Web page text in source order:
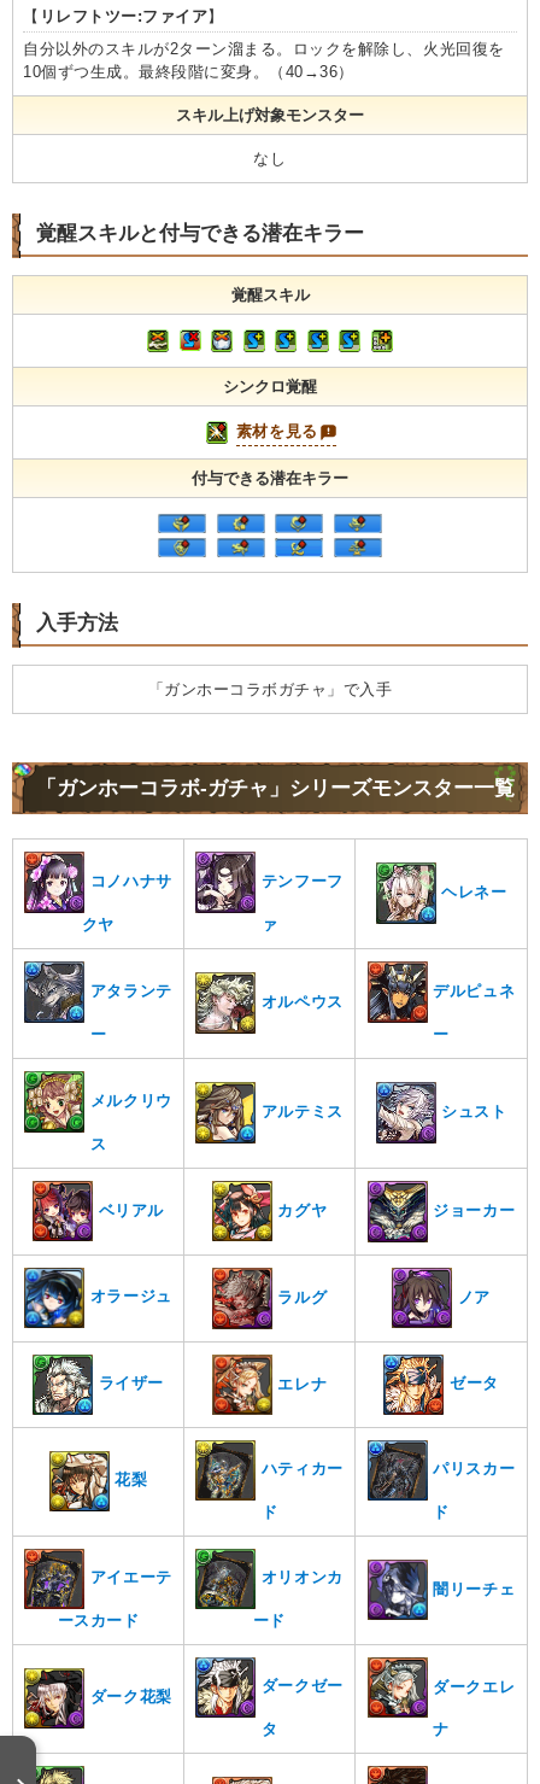
【 リレフトツー:ファイア】
自分以外のスキルが2ターン溜まる。ロックを解除し、火光回復を
10個ずつ生成。最終段階に変身。（40→36）
スキル上げ対象モンスター
なし
覚醒スキルと付与できる潜在キラー
覚醒スキル
シンクロ覚醒
素材を見る
付与できる潜在キラー
入手方法
「ガンホーコラボガチャ」で入手
「ガンホーコラボ-ガチャ」シリーズモンスター一覧
コノハナサ
クヤ
テンフーフ
ァ
ヘレネー
アタランテ
ー
オルペウス
デルピュネ
ー
メルクリウ
ス
アルテミス シュスト
ベリアル カグヤ ジョーカー
オラージュ ラルグ ノア
ライザー エレナ ゼータ
花梨
ハティカー
ド
パリスカー
ド
アイエーテ
ースカード
オリオンカ
ード
闇リーチェ
ダーク花梨
ダークゼー
タ
ダークエレ
ナ